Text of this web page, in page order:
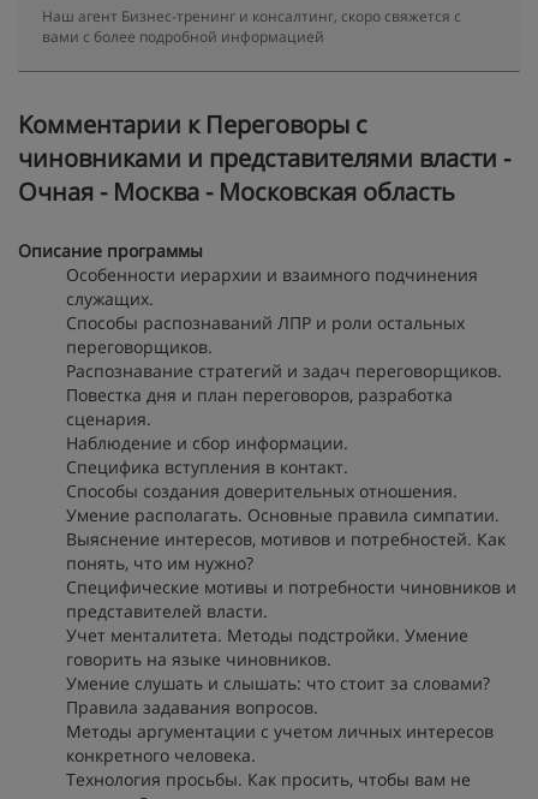
Наш агент Бизнес-тренинг и консалтинг, скоро свяжется с
вами с более подробной информацией
Kомментарии к Переговоры с
чиновниками и представителями власти -
Очная - Москва - Московская область
Описание программы
Особенности иерархии и взаимного подчинения
служащих.
Способы распознаваний ЛПР и роли остальных
переговорщиков.
Распознавание стратегий и задач переговорщиков.
Повестка дня и план переговоров, разработка
сценария.
Наблюдение и сбор информации.
Специфика вступления в контакт.
Способы создания доверительных отношения.
Умение располагать. Основные правила симпатии.
Выяснение интересов, мотивов и потребностей. Как
понять, что им нужно?
Специфические мотивы и потребности чиновников и
представителей власти.
Учет менталитета. Методы подстройки. Умение
говорить на языке чиновников.
Умение слушать и слышать: что стоит за словами?
Правила задавания вопросов.
Методы аргументации с учетом личных интересов
конкретного человека.
Технология просьбы. Как просить, чтобы вам не